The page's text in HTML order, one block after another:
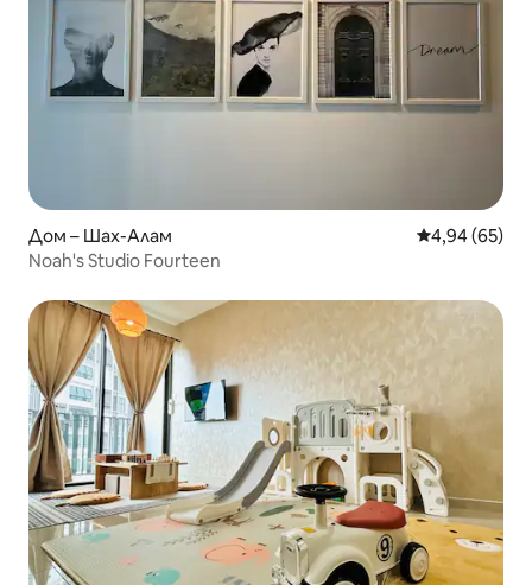
Дом – Шах-Алам Средна
4,94 (65)
Noah's Studio Fourteen